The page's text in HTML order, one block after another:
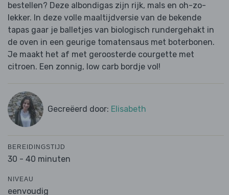
bestellen? Deze albondigas zijn rijk, mals en oh-zo-
lekker. In deze volle maaltijdversie van de bekende
tapas gaar je balletjes van biologisch rundergehakt in
de oven in een geurige tomatensaus met boterbonen.
Je maakt het af met geroosterde courgette met
citroen. Een zonnig, low carb bordje vol!
Gecreëerd door: Elisabeth
BEREIDINGSTIJD
30 - 40 minuten
NIVEAU
eenvoudig